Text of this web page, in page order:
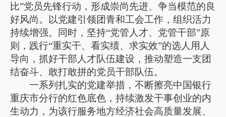
比”党员先锋行动，形成崇尚先进、争当模范的良
好风尚。以党建引领团青和工会工作，组织活力
持续增强。同时，坚持“党管人才、党管干部”原
则，践行“重实干、看实绩、求实效”的选人用人
导向，抓好干部人才队伍建设，推动塑造一支团
结奋斗、敢打敢拼的党员干部队伍。
一系列扎实的党建举措，不断擦亮中国银行
重庆市分行的红色底色，持续激发干事创业的内
生动力，为该行服务地方经济社会高质量发展、